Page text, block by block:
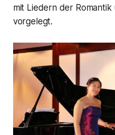
mit Liedern der
vorgelegt.